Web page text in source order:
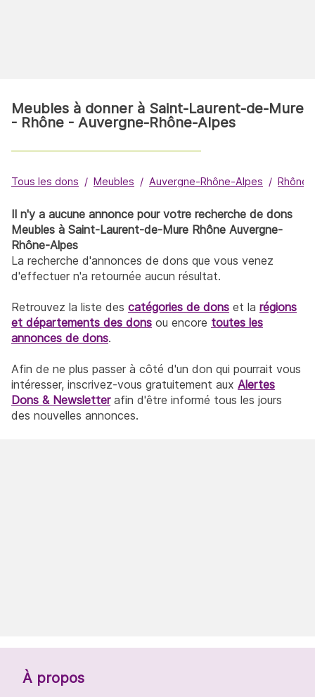
Meubles à donner à Saint-Laurent-de-Mure
- Rhône - Auvergne-Rhône-Alpes
Tous les dons Meubles Auvergne-Rhône-Alpes Rhône
Il n'y a aucune annonce pour votre recherche de dons
Meubles à Saint-Laurent-de-Mure Rhône Auvergne-
Rhône-Alpes
La recherche d'annonces de dons que vous venez
d'effectuer n'a retournée aucun résultat.
Retrouvez la liste des catégories de dons et la régions
et départements des dons ou encore toutes les
annonces de dons.
Afin de ne plus passer à côté d'un don qui pourrait vous
intéresser, inscrivez-vous gratuitement aux Alertes
Dons & Newsletterafin d'être informé tous les jours
des nouvelles annonces.
À propos